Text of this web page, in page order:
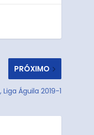
PRÓXIMO
Águila 2019-1